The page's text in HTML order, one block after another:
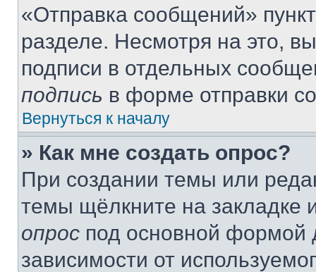
«Отправка сообщений»
разделе. Несмотря на это,
подписи в отдельных
подпись в форме отправки
Вернуться к началу
» Как мне создать опрос?
При создании темы или
темы щёлкните на
опрос под основной формой
зависимости от